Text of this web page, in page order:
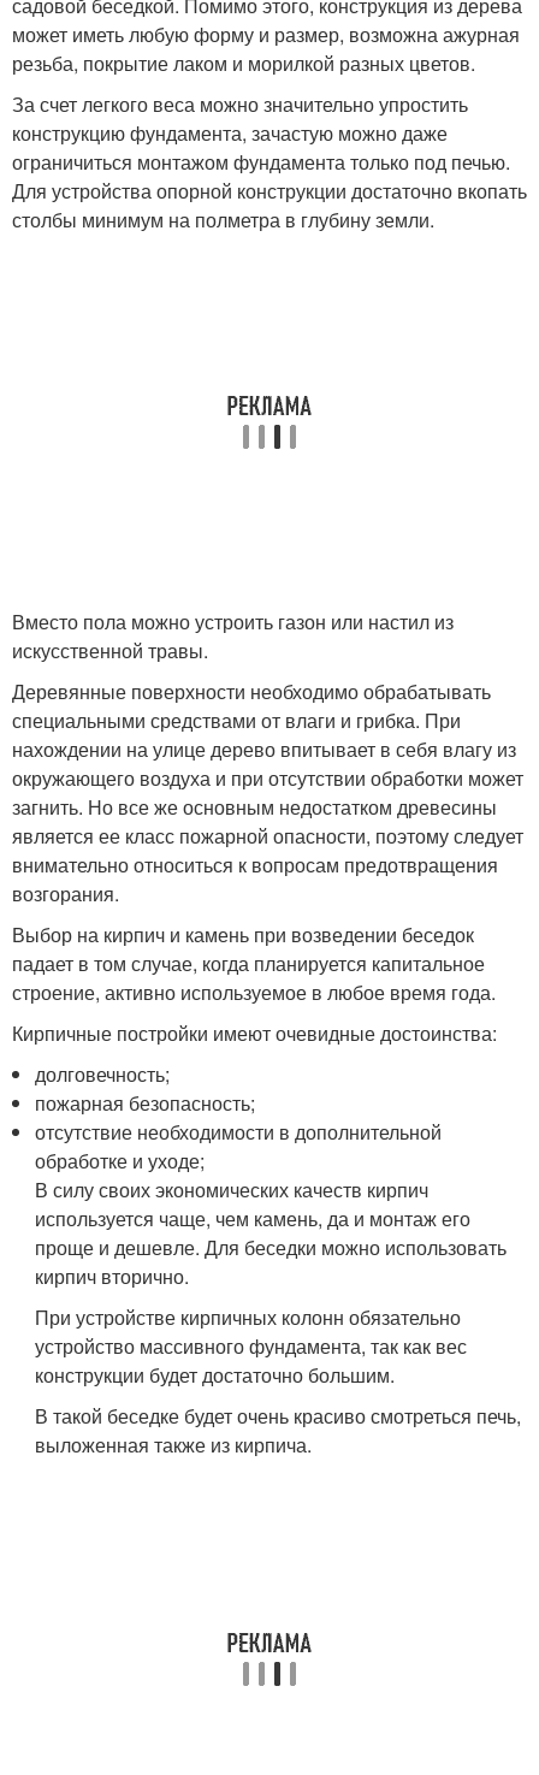
может иметь любую форму и размер, возможна ажурная
резьба, покрытие лаком и морилкой разных цветов.
За счет легкого веса можно значительно упростить
конструкцию фундамента, зачастую можно даже
ограничиться монтажом фундамента только под печью.
Для устройства опорной конструкции достаточно вкопать
столбы минимум на полметра в глубину земли.
Вместо пола можно устроить газон или настил из
искусственной травы.
Деревянные поверхности необходимо обрабатывать
специальными средствами от влаги и грибка. При
нахождении на улице дерево впитывает в себя влагу из
окружающего воздуха и при отсутствии обработки может
загнить. Но все же основным недостатком древесины
является ее класс пожарной опасности, поэтому следует
внимательно относиться к вопросам предотвращения
возгорания.
Выбор на кирпич и камень при возведении беседок
падает в том случае, когда планируется капитальное
строение, активно используемое в любое время года.
Кирпичные постройки имеют очевидные достоинства:
долговечность;
пожарная безопасность;
отсутствие необходимости в дополнительной
обработке и уходе;
В силу своих экономических качеств кирпич
используется чаще, чем камень, да и монтаж его
проще и дешевле. Для беседки можно использовать
кирпич вторично.
При устройстве кирпичных колонн обязательно
устройство массивного фундамента, так как вес
конструкции будет достаточно большим.
В такой беседке будет очень красиво смотреться печь,
выложенная также из кирпича.